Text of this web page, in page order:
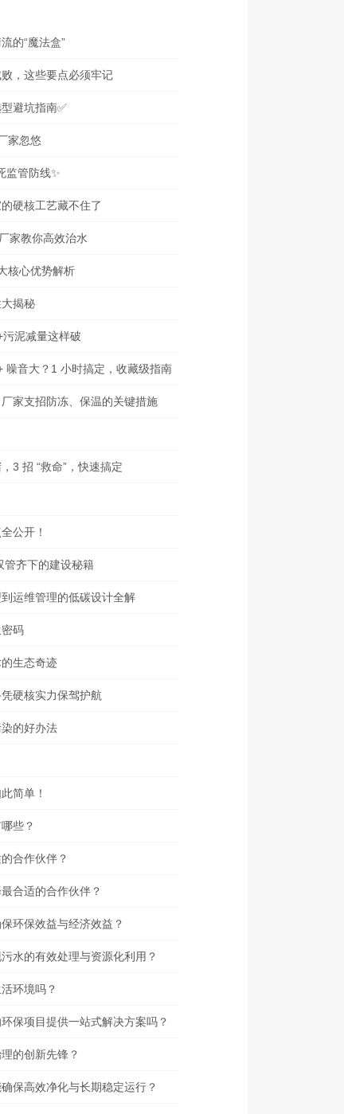
的“魔法盒”
，这些要点必须牢记
避坑指南✅
家忽悠
监管防线✨
硬核工艺藏不住了
家教你高效治水
核心优势解析
揭秘
泥减量这样破
噪音大？1 小时搞定，收藏级指南
家支招防冻、保温的关键措施
3 招 “救命”，快速搞定
公开！
管齐下的建设秘籍
运维管理的低碳设计全解
码
生态奇迹
硬核实力保驾护航
的好办法
简单！
些？
合作伙伴？
合适的合作伙伴？
环保效益与经济效益？
水的有效处理与资源化利用？
环境吗？
保项目提供一站式解决方案吗？
的创新先锋？
保高效净化与长期稳定运行？